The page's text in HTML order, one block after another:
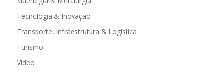
Tecnologia & Inovação
Transporte, Infraestrutura & Logística
Turismo
Vídeo